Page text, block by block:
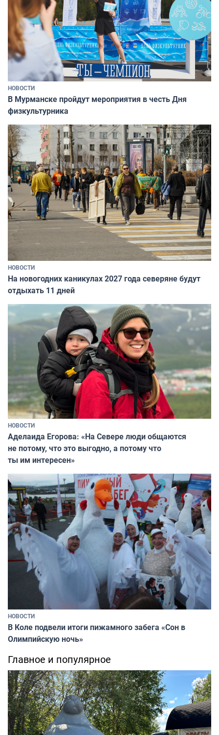
НОВОСТИ
В Мурманске пройдут мероприятия в честь Дня
физкультурника
НОВОСТИ
На новогодних каникулах 2027 года северяне будут
отдыхать 11 дней
НОВОСТИ
Аделаида Егорова: «На Севере люди общаются
не потому, что это выгодно, а потому что
ты им интересен»
НОВОСТИ
В Коле подвели итоги пижамного забега «Сон в
Олимпийскую ночь»
Главное и популярное